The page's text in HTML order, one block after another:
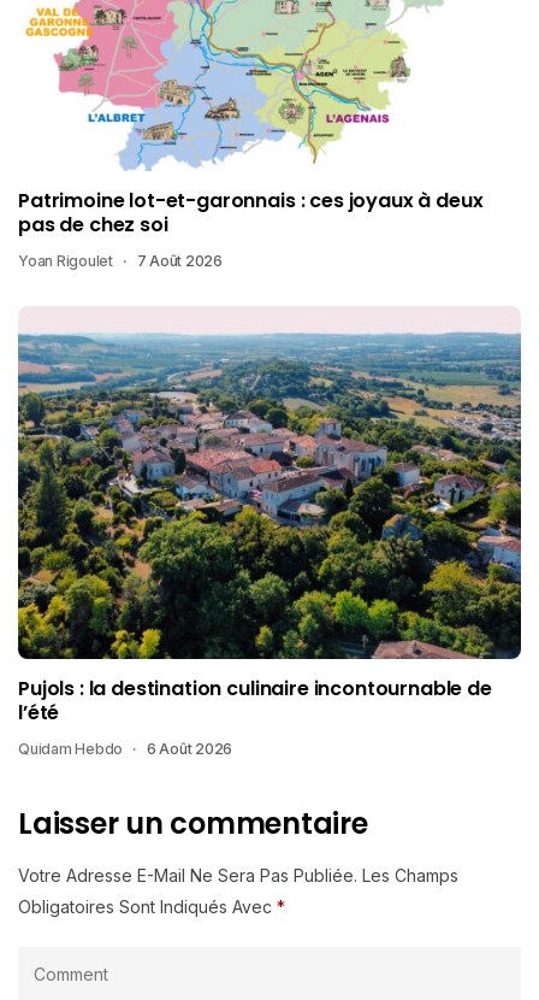
Patrimoine lot-et-garonnais : ces joyaux à deux
pas de chez soi
Yoan Rigoulet 7 Août 2026
Pujols : la destination culinaire incontournable de
l’été
Quidam Hebdo 6 Août 2026
Laisser un commentaire
Votre Adresse E-Mail Ne Sera Pas Publiée. Les Champs
Obligatoires Sont Indiqués Avec *